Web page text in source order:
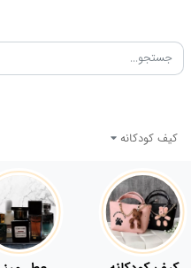
کیف کودکانه